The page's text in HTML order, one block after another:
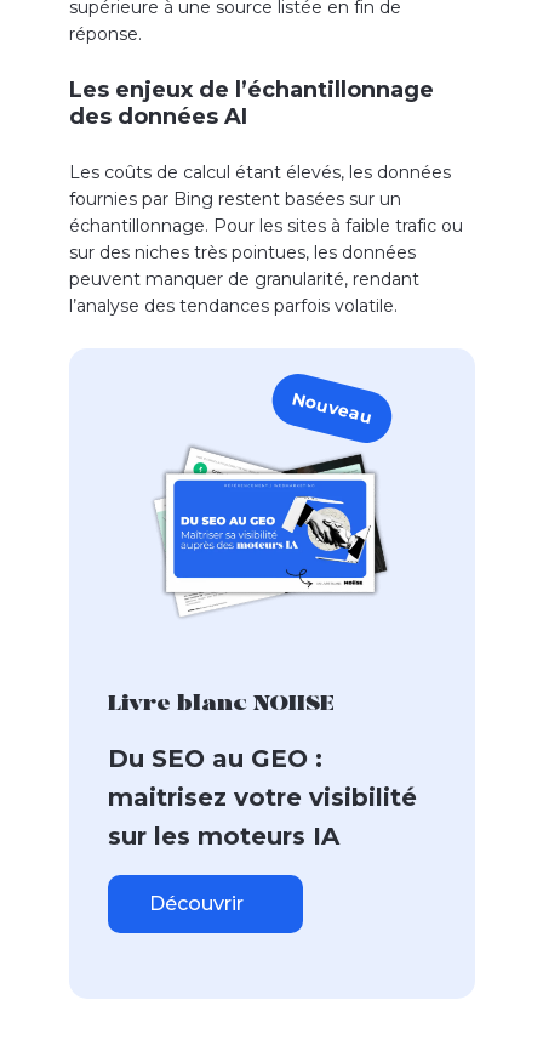
supérieure à une source listée en fin de
réponse.
Les enjeux de l’échantillonnage
des données AI
Les coûts de calcul étant élevés, les données
fournies par Bing restent basées sur un
échantillonnage. Pour les sites à faible trafic ou
sur des niches très pointues, les données
peuvent manquer de granularité, rendant
l’analyse des tendances parfois volatile.
Nouveau
Livre blanc NOIISE
Du SEO au GEO :
maitrisez votre visibilité
sur les moteurs IA
Découvrir